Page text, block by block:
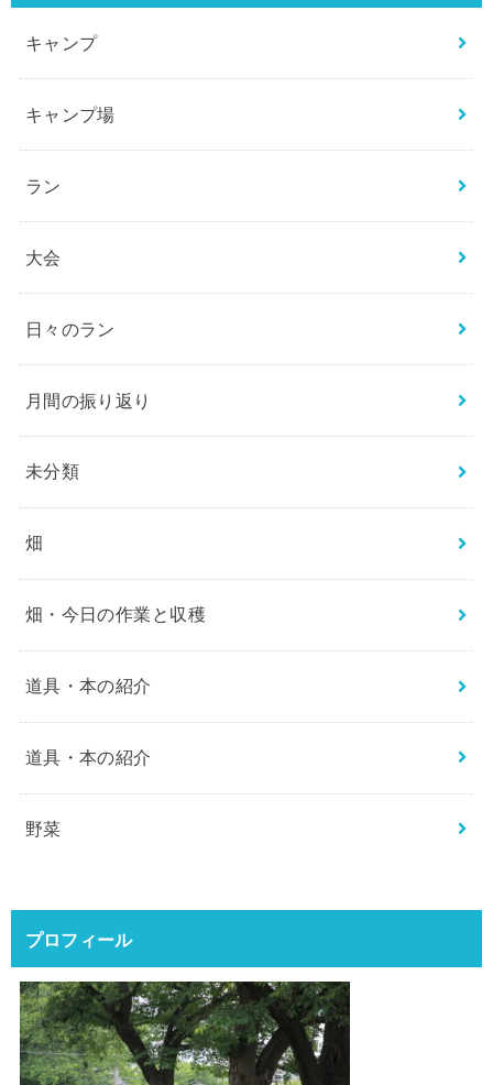
キャンプ
キャンプ場
ラン
大会
日々のラン
月間の振り返り
未分類
畑
畑・今日の作業と収穫
道具・本の紹介
道具・本の紹介
野菜
プロフィール